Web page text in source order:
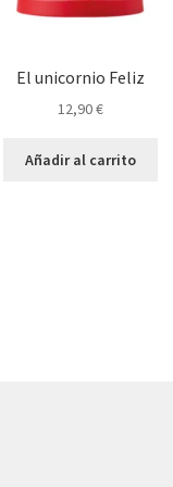
El unicornio Feliz
12,90€
Añadir al carrito